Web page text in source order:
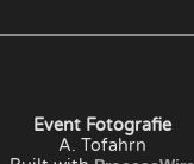
Event Fotografie
A. Tofahrn